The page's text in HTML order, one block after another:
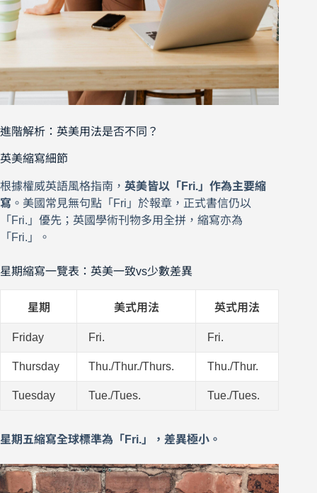
進階解析：英美用法是否不同？
英美縮寫細節
根據權威英語風格指南， 英美皆以「Fri.」作為主要縮
寫 。美國常見無句點「Fri」於報章，正式書信仍以
「Fri.」優先；英國學術刊物多用全拼，縮寫亦為
「Fri.」。
星期縮寫一覽表：英美一致vs少數差異
星期 美式用法 英式用法
Friday Fri. Fri.
Thursday Thu./Thur./Thurs. Thu./Thur.
Tuesday Tue./Tues. Tue./Tues.
星期五縮寫全球標準為「Fri.」，差異極小。